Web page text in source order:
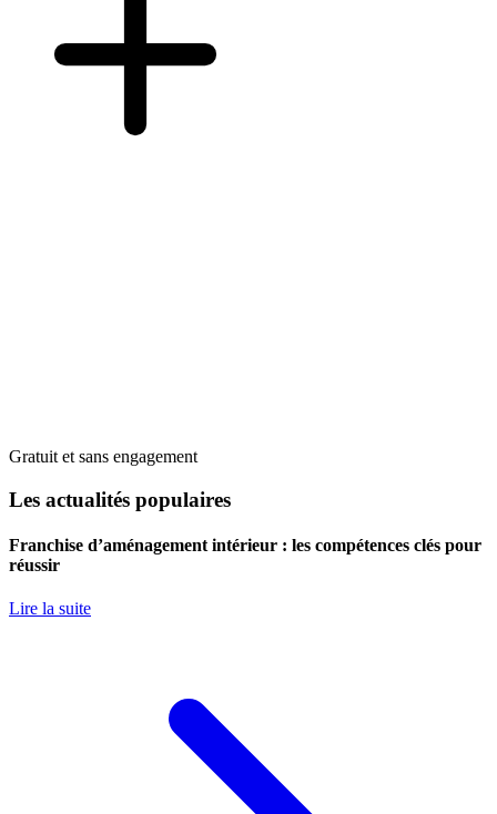
Gratuit et sans engagement
Les actualités populaires
Franchise d’aménagement intérieur : les compétences clés pour
réussir
Lire la suite